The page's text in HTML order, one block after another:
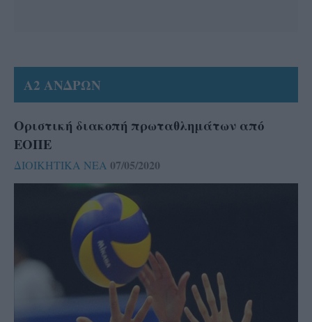
Α2 ΑΝΔΡΩΝ
Οριστική διακοπή πρωταθλημάτων από
ΕΟΠΕ
ΔΙΟΙΚΗΤΙΚΑ ΝΕΑ 07/05/2020